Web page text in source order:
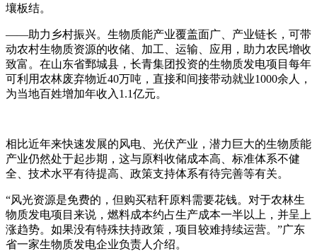
壤板结。
——助力乡村振兴。生物质能产业覆盖面广、产业链长，可带
动农村生物质资源的收储、加工、运输、应用，助力农民增收
致富。在山东省鄄城县，长青集团投资的生物质发电项目每年
可利用农林废弃物近40万吨，直接和间接带动就业1000余人，
为当地百姓增加年收入1.1亿元。
相比近年来快速发展的风电、光伏产业，潜力巨大的生物质能
产业仍然处于起步期，这与原料收储成本高、标准体系不健
全、技术水平有待提高、政策支持体系有待完善等有关。
“风光资源是免费的，但购买秸秆原料需要花钱。对于农林生
物质发电项目来说，燃料成本约占生产成本一半以上，并呈上
涨趋势。如果没有特殊扶持政策，项目较难持续运营。”广东
省一家生物质发电企业负责人介绍。